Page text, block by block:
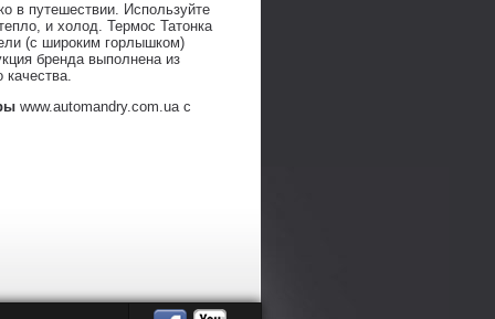
в путешествии. Используйте
и холод. Термос Татонка
(с широким горлышком)
бренда выполнена из
качества.
www.automandry.com.ua с